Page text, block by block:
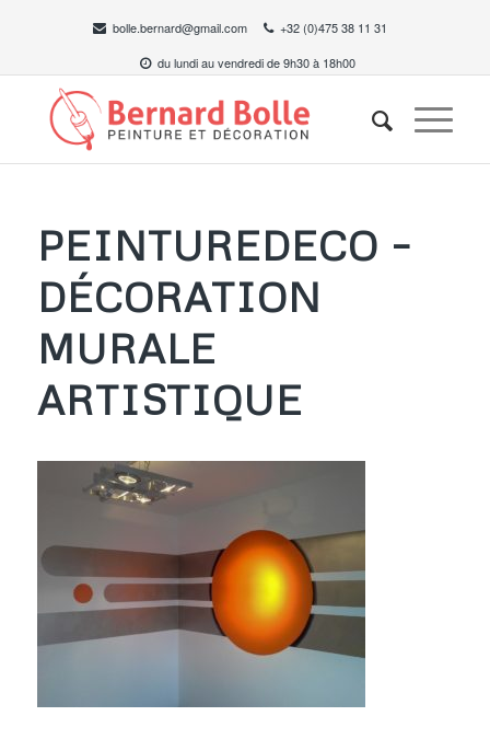
bolle.bernard@gmail.com
+32 (0)475 38 11 31
du lundi au vendredi de 9h30 à 18h00
PEINTUREDECO –
DÉCORATION
MURALE
ARTISTIQUE